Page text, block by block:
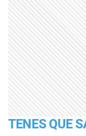
TENES QUE